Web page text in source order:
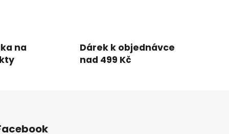
na
Dárek k objednávce
nad 499 Kč